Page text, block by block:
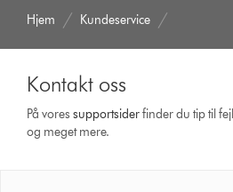
Hjem Kundeservice
Kontakt oss
På voressupport­siderfinder du tip til
og meget mere.